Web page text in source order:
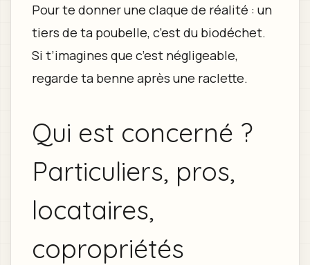
Pour te donner une claque de réalité : un
tiers de ta poubelle, c’est du biodéchet.
Si t’imagines que c’est négligeable,
regarde ta benne après une raclette.
Qui est concerné ?
Particuliers, pros,
locataires,
copropriétés